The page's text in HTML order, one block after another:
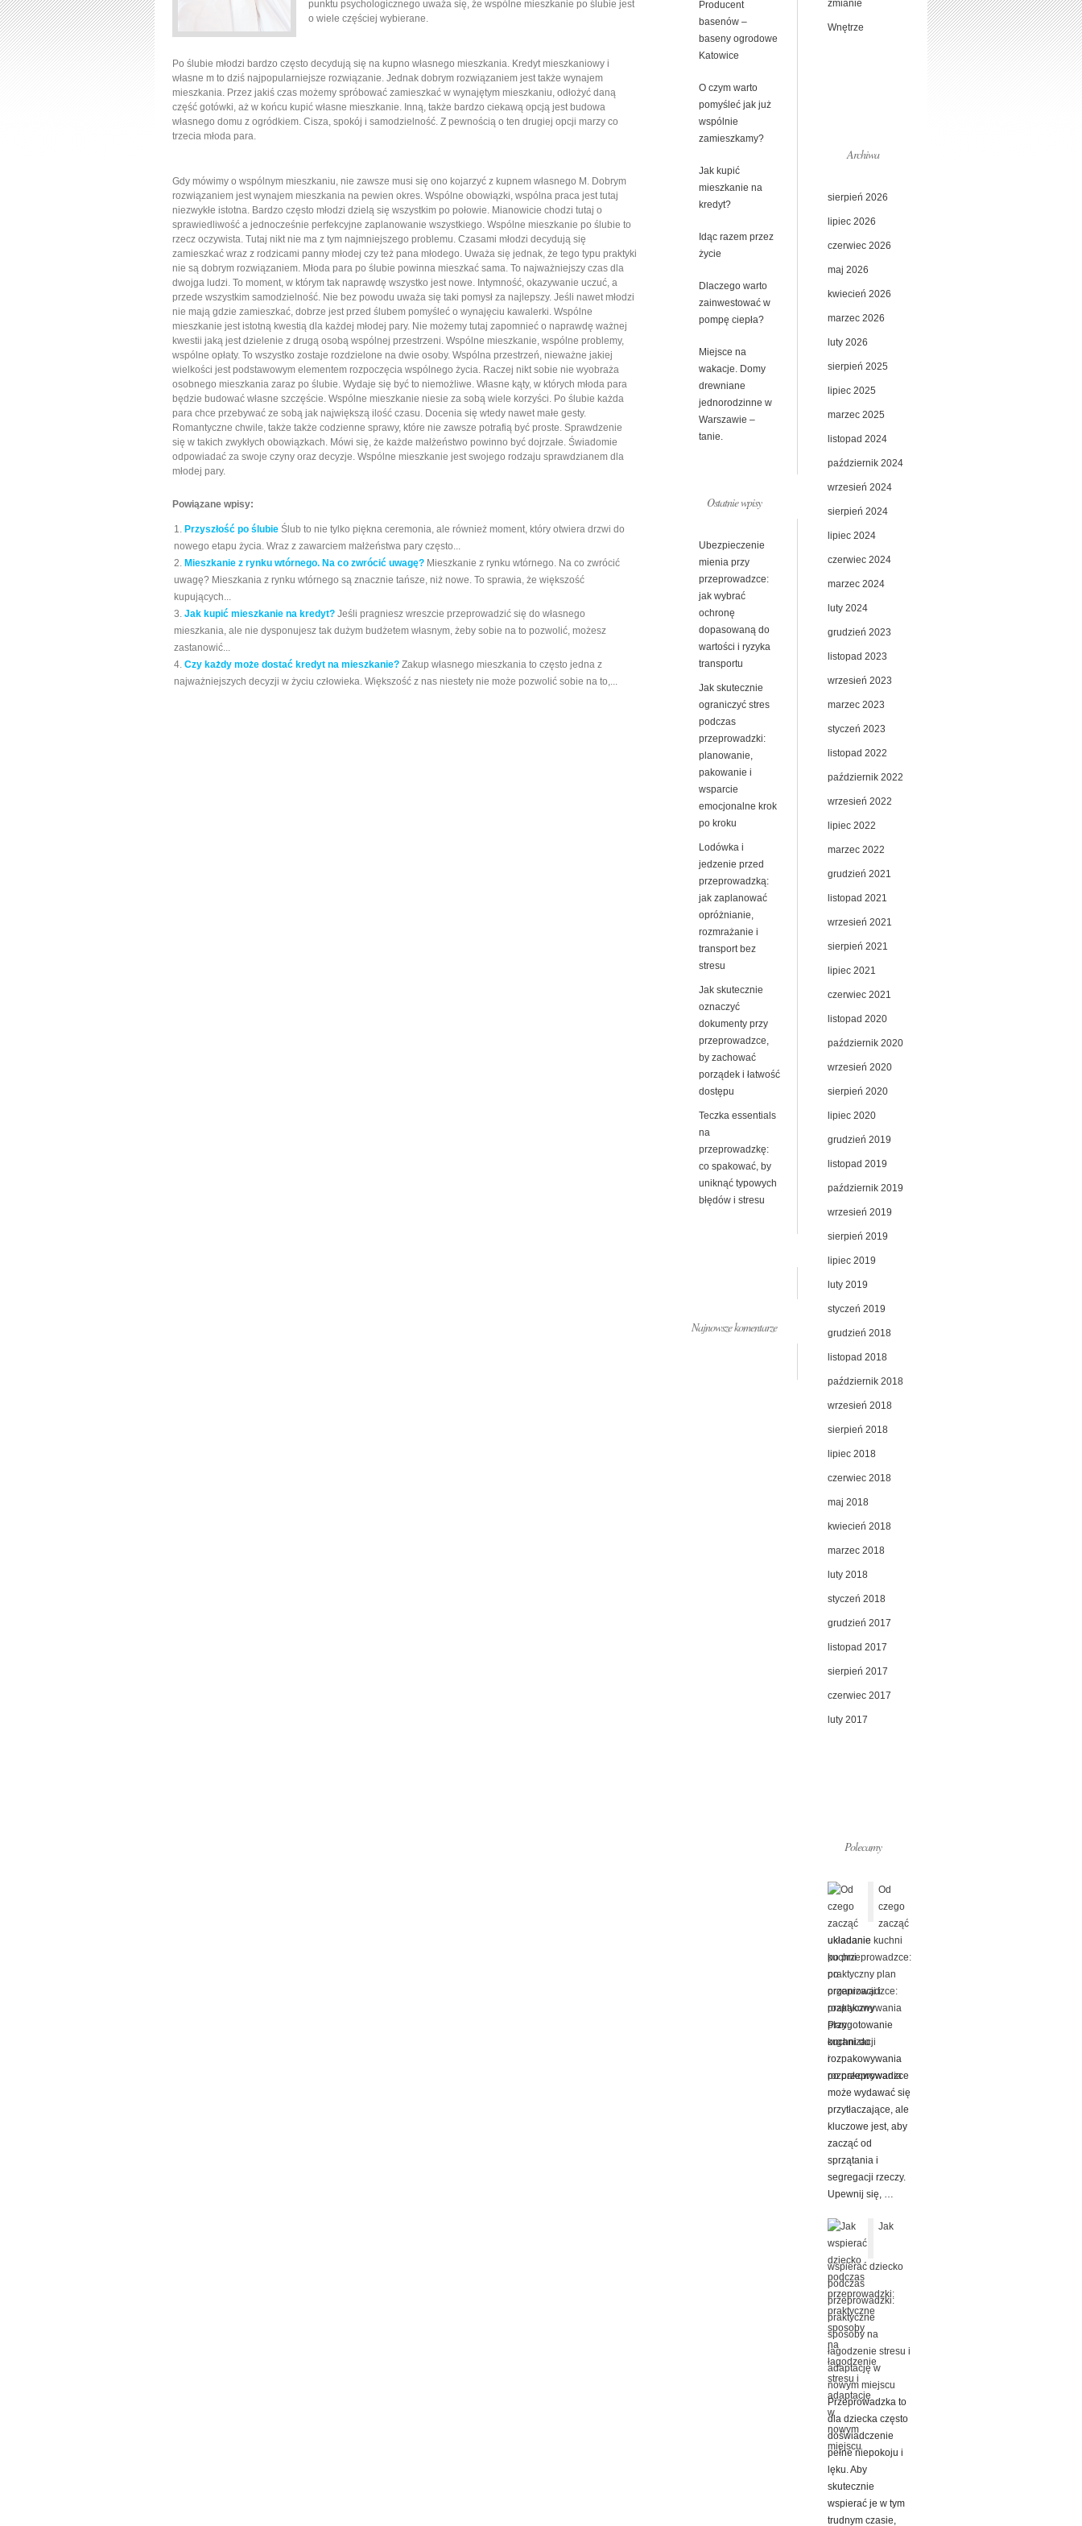
punktu psychologicznego uważa się, że wspólne mieszkanie po ślubie jest
o wiele częściej wybierane.
Po ślubie młodzi bardzo często decydują się na kupno własnego mieszkania. Kredyt mieszkaniowy i
własne m to dziś najpopularniejsze rozwiązanie. Jednak dobrym rozwiązaniem jest także wynajem
mieszkania. Przez jakiś czas możemy spróbować zamieszkać w wynajętym mieszkaniu, odłożyć daną
część gotówki, aż w końcu kupić własne mieszkanie. Inną, także bardzo ciekawą opcją jest budowa
własnego domu z ogródkiem. Cisza, spokój i samodzielność. Z pewnością o ten drugiej opcji marzy co
trzecia młoda para.
Gdy mówimy o wspólnym mieszkaniu, nie zawsze musi się ono kojarzyć z kupnem własnego M. Dobrym
rozwiązaniem jest wynajem mieszkania na pewien okres. Wspólne obowiązki, wspólna praca jest tutaj
niezwykłe istotna. Bardzo często młodzi dzielą się wszystkim po połowie. Mianowicie chodzi tutaj o
sprawiedliwość a jednocześnie perfekcyjne zaplanowanie wszystkiego. Wspólne mieszkanie po ślubie to
rzecz oczywista. Tutaj nikt nie ma z tym najmniejszego problemu. Czasami młodzi decydują się
zamieszkać wraz z rodzicami panny młodej czy też pana młodego. Uważa się jednak, że tego typu praktyki
nie są dobrym rozwiązaniem. Młoda para po ślubie powinna mieszkać sama. To najważniejszy czas dla
dwojga ludzi. To moment, w którym tak naprawdę wszystko jest nowe. Intymność, okazywanie uczuć, a
przede wszystkim samodzielność. Nie bez powodu uważa się taki pomysł za najlepszy. Jeśli nawet młodzi
nie mają gdzie zamieszkać, dobrze jest przed ślubem pomyśleć o wynajęciu kawalerki. Wspólne
mieszkanie jest istotną kwestią dla każdej młodej pary. Nie możemy tutaj zapomnieć o naprawdę ważnej
kwestii jaką jest dzielenie z drugą osobą wspólnej przestrzeni. Wspólne mieszkanie, wspólne problemy,
wspólne opłaty. To wszystko zostaje rozdzielone na dwie osoby. Wspólna przestrzeń, nieważne jakiej
wielkości jest podstawowym elementem rozpoczęcia wspólnego życia. Raczej nikt sobie nie wyobraża
osobnego mieszkania zaraz po ślubie. Wydaje się być to niemożliwe. Własne kąty, w których młoda para
będzie budować własne szczęście. Wspólne mieszkanie niesie za sobą wiele korzyści. Po ślubie każda
para chce przebywać ze sobą jak największą ilość czasu. Docenia się wtedy nawet małe gesty.
Romantyczne chwile, także także codzienne sprawy, które nie zawsze potrafią być proste. Sprawdzenie
się w takich zwykłych obowiązkach. Mówi się, że każde małżeństwo powinno być dojrzałe. Świadomie
odpowiadać za swoje czyny oraz decyzje. Wspólne mieszkanie jest swojego rodzaju sprawdzianem dla
młodej pary.
Powiązane wpisy:
Przyszłość po ślubie Ślub to nie tylko piękna ceremonia, ale również moment, który otwiera drzwi do
nowego etapu życia. Wraz z zawarciem małżeństwa pary często...
Mieszkanie z rynku wtórnego. Na co zwrócić uwagę? Mieszkanie z rynku wtórnego. Na co zwrócić
uwagę? Mieszkania z rynku wtórnego są znacznie tańsze, niż nowe. To sprawia, że większość
kupujących...
Jak kupić mieszkanie na kredyt? Jeśli pragniesz wreszcie przeprowadzić się do własnego
mieszkania, ale nie dysponujesz tak dużym budżetem własnym, żeby sobie na to pozwolić, możesz
zastanowić...
Czy każdy może dostać kredyt na mieszkanie? Zakup własnego mieszkania to często jedna z
najważniejszych decyzji w życiu człowieka. Większość z nas niestety nie może pozwolić sobie na to,...
Producent
basenów –
baseny ogrodowe
Katowice
O czym warto
pomyśleć jak już
wspólnie
zamieszkamy?
Jak kupić
mieszkanie na
kredyt?
Idąc razem przez
życie
Dlaczego warto
zainwestować w
pompę ciepła?
Miejsce na
wakacje. Domy
drewniane
jednorodzinne w
Warszawie –
tanie.
Ostatnie wpisy
Ubezpieczenie
mienia przy
przeprowadzce:
jak wybrać
ochronę
dopasowaną do
wartości i ryzyka
transportu
Jak skutecznie
ograniczyć stres
podczas
przeprowadzki:
planowanie,
pakowanie i
wsparcie
emocjonalne krok
po kroku
Lodówka i
jedzenie przed
przeprowadzką:
jak zaplanować
opróżnianie,
rozmrażanie i
transport bez
stresu
Jak skutecznie
oznaczyć
dokumenty przy
przeprowadzce,
by zachować
porządek i łatwość
dostępu
Teczka essentials
na
przeprowadzkę:
co spakować, by
uniknąć typowych
błędów i stresu
Najnowsze komentarze
zmianie
Wnętrze
Archiwa
sierpień 2026
lipiec 2026
czerwiec 2026
maj 2026
kwiecień 2026
marzec 2026
luty 2026
sierpień 2025
lipiec 2025
marzec 2025
listopad 2024
październik 2024
wrzesień 2024
sierpień 2024
lipiec 2024
czerwiec 2024
marzec 2024
luty 2024
grudzień 2023
listopad 2023
wrzesień 2023
marzec 2023
styczeń 2023
listopad 2022
październik 2022
wrzesień 2022
lipiec 2022
marzec 2022
grudzień 2021
listopad 2021
wrzesień 2021
sierpień 2021
lipiec 2021
czerwiec 2021
listopad 2020
październik 2020
wrzesień 2020
sierpień 2020
lipiec 2020
grudzień 2019
listopad 2019
październik 2019
wrzesień 2019
sierpień 2019
lipiec 2019
luty 2019
styczeń 2019
grudzień 2018
listopad 2018
październik 2018
wrzesień 2018
sierpień 2018
lipiec 2018
czerwiec 2018
maj 2018
kwiecień 2018
marzec 2018
luty 2018
styczeń 2018
grudzień 2017
listopad 2017
sierpień 2017
czerwiec 2017
luty 2017
Polecamy
Od
czego
zacząć
układanie kuchni
po przeprowadzce:
praktyczny plan
organizacji i
rozpakowywania
Przygotowanie
kuchni do
rozpakowywania
po przeprowadzce
może wydawać się
przytłaczające, ale
kluczowe jest, aby
zacząć od
sprzątania i
segregacji rzeczy.
Upewnij się, …
Jak
wspierać dziecko
podczas
przeprowadzki:
praktyczne
sposoby na
łagodzenie stresu i
adaptację w
nowym miejscu
Przeprowadzka to
dla dziecka często
doświadczenie
pełne niepokoju i
lęku. Aby
skutecznie
wspierać je w tym
trudnym czasie,